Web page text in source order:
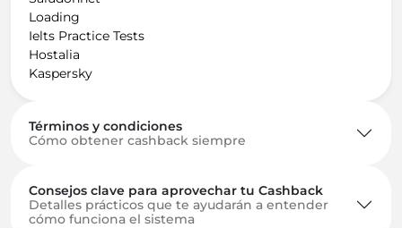
Loading
Ielts Practice Tests
Hostalia
Kaspersky
Términos y condiciones
Cómo obtener cashback siempre
Consejos clave para aprovechar tu Cashback
Detalles prácticos que te ayudarán a entender
cómo funciona el sistema